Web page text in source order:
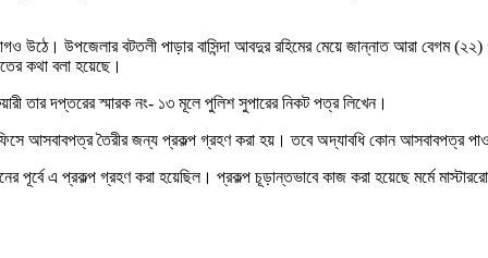
উঠে। উপজেলার বটতলী পাড়ার বাসিন্দা আবদুর রহিমের মেয়ে জান্নাত আরা বেগম (২২)
কথা বলা হয়েছে।
তার দপ্তরের স্মারক নং- ১৩ মূলে পুলিশ সুপারের নিকট পত্র লিখেন।
আসবাবপত্র তৈরীর জন্য প্রকল্প গ্রহণ করা হয়। তবে অদ্যাবধি কোন আসবাবপত্র
পূর্বে এ প্রকল্প গ্রহণ করা হয়েছিল। প্রকল্প চূড়ান্তভাবে কাজ করা হয়েছে মর্মে